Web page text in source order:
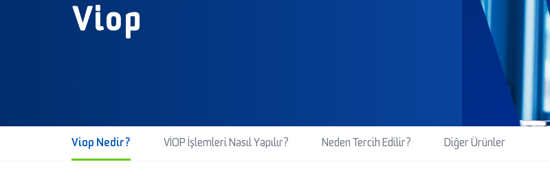
Viop
Viop Nedir? VİOP İşlemleri Nasıl Yapılır? Neden Tercih Edilir? Diğer Ürünler